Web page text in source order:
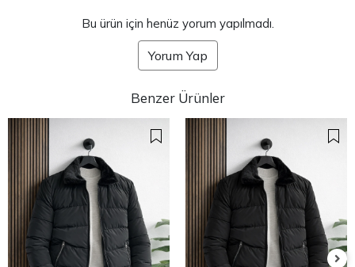
Bu ürün için henüz yorum yapılmadı.
Yorum Yap
Benzer Ürünler